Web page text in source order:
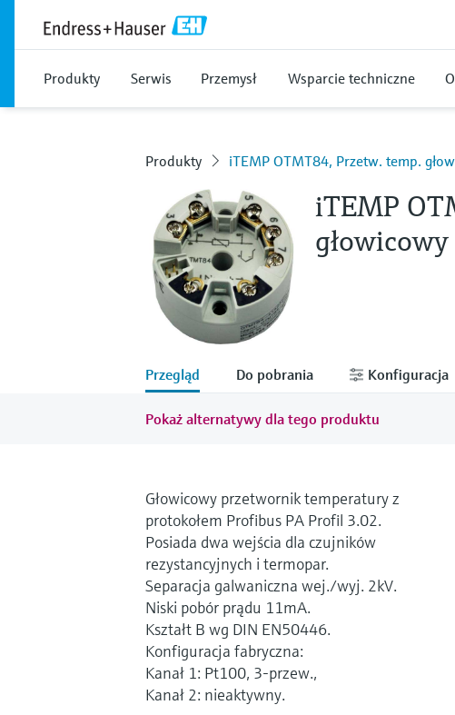
Produkty Serwis Przemysł Wsparcie techniczne
Produkty iTEMP OTMT84, Przetw. temp.
iTEMP
Przegląd Do pobrania Konfiguracja
Pokaż alternatywy dla tego produktu
Głowicowy przetwornik temperatury z
protokołem Profibus PA Profil 3.02.
Posiada dwa wejścia dla czujników
rezystancyjnych i termopar.
Separacja galwaniczna wej./wyj. 2kV.
Niski pobór prądu 11mA.
Kształt B wg DIN EN50446.
Konfiguracja fabryczna:
Kanał 1: Pt100, 3-przew.,
Kanał 2: nieaktywny.